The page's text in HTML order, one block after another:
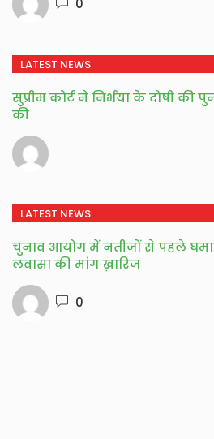
0
LATEST NEWS
सुप्रीम कोर्ट ने निर्भया के दोषी की
की
LATEST NEWS
चुनाव आयोग में नतीजों से पहले
लवासा की मांग ख़ारिज
0